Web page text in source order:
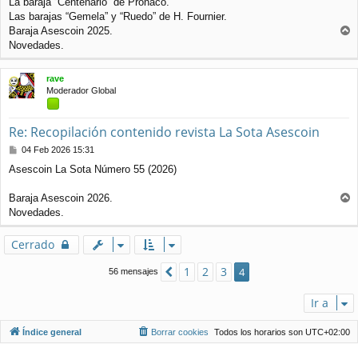
Las barajas “Gemela” y “Ruedo” de H. Fournier.
Baraja Asescoin 2025.
Novedades.
i
rave
Moderador Global
Re: Recopilación contenido revista La Sota Asescoin
M
n
a
j
04 Feb 2026 15:31
Asescoin La Sota Número 55 (2026)
Baraja Asescoin 2026.
Novedades.
r
Cerrado
56 mensajes Anterior
1 2 3 4
Ir a
Índice general Todos los horarios son UTC+02:00
Borrar cookies